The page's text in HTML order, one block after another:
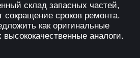
склад запасных частей,
сокращение сроков ремонта.
как оригинальные
высококачественные аналоги.